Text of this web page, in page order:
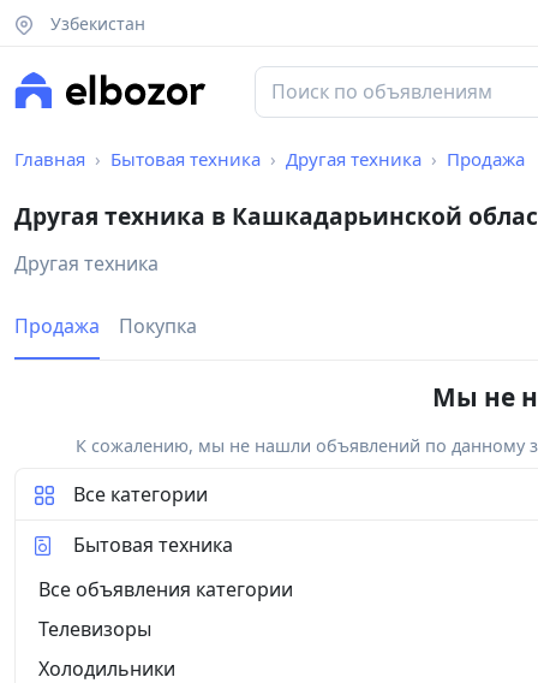
Узбекистан
Главная Бытовая техника Другая техника Продажа
Другая техника в Кашкадарьинской
Другая техника
Продажа Покупка
Мы не
К сожалению, мы не нашли объявлений по данному
Все категории
Бытовая техника
Все объявления категории
Телевизоры
Холодильники